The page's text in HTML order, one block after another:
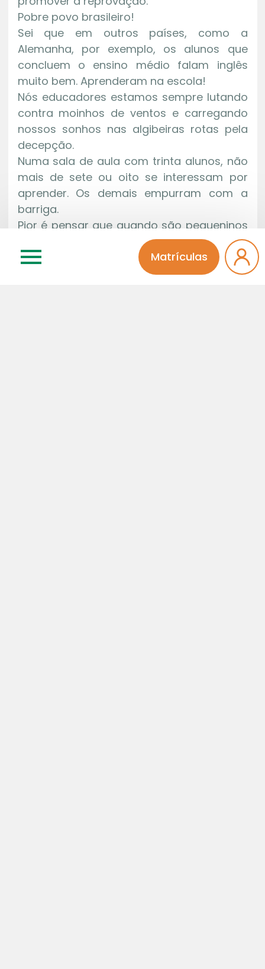
Matrículas
Pobre povo brasileiro!
Sei que em outros países, como a
Alemanha, por exemplo, os alunos que
concluem o ensino médio falam inglês
muito bem. Aprenderam na escola!
Nós educadores estamos sempre lutando
contra moinhos de ventos e carregando
nossos sonhos nas algibeiras rotas pela
decepção.
Numa sala de aula com trinta alunos, não
mais de sete ou oito se interessam por
aprender. Os demais empurram com a
barriga.
Pior é pensar que quando são pequeninos
ficam com os olhinhos brilhantes quando
aprendem coisa nova. Por que estradas se
perdem os interesses e as motivações da